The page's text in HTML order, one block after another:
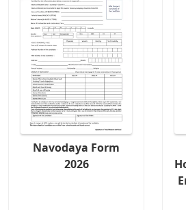
Navodaya Form
2026